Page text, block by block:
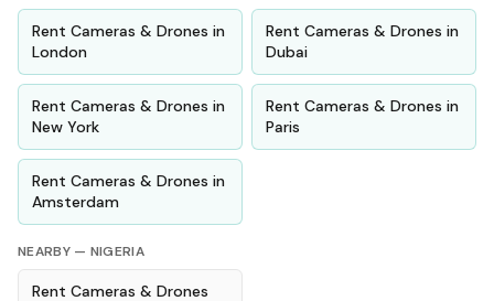
Rent Cameras & Drones in
London
Rent Cameras & Drones in
Dubai
Rent Cameras & Drones in
New York
Rent Cameras & Drones in
Paris
Rent Cameras & Drones in
Amsterdam
NEARBY — NIGERIA
Rent Cameras & Drones